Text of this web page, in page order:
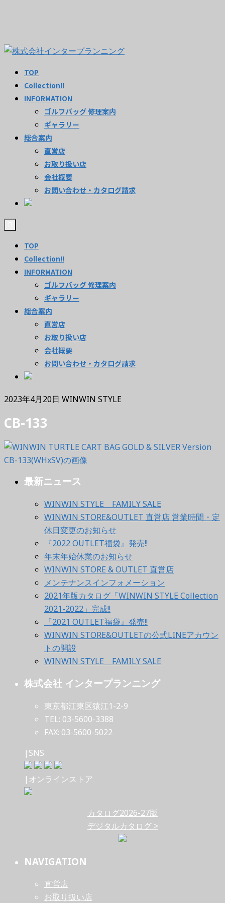
TOP
Collection!!
INFORMATION
ゴルフバッグ 修理案内
ギャラリー
総合案内
直営店
お取り扱い店
会社概要
お問い合わせ・カタログ請求
TOP
Collection!!
INFORMATION
ゴルフバッグ 修理案内
ギャラリー
総合案内
直営店
お取り扱い店
会社概要
お問い合わせ・カタログ請求
2023年4月20日 WINWIN STYLE
CB-133
最新ニュース
WINWIN STYLE FAMILY SALE
WINWIN STORE&OUTLET 直営店 営業時間・定
休日変更のお知らせ
『2022 OUTLET福袋』発売!!
年末年始休業のお知らせ
WINWIN STORE & OUTLET 直営店
メンテナンスインフォメーション
2021年版カタログ「WINWIN STYLE Collection
2021-2022」完成!!
『2021 OUTLET福袋』発売!!
WINWIN STORE&OUTLETの公式LINEアカウン
トの開設
WINWIN STYLE FAMILY SALE
株式会社 インタープランニング
東京都江東区猿江1-2-9
TEL: 03-5600-3388
FAX: 03-5600-5022
|SNS
|オンラインストア
カタログ2026-27版
デジタルカタログ >
NAVIGATION
直営店
お取り扱い店